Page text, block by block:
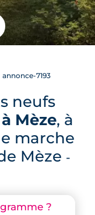
?
annonce-7193
neufs
à Mèze, à
marche
Mèze -